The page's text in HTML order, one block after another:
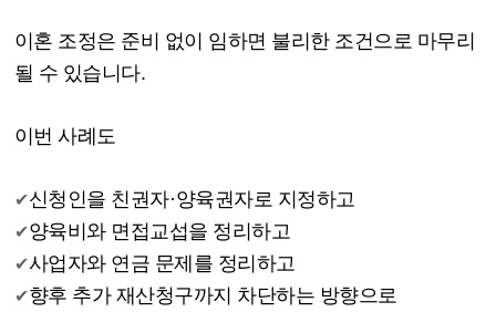
이혼 조정은 준비 없이 임하면 불리한 조건으로 마무리
될 수 있습니다.
이번 사례도
✔신청인을 친권자·양육권자로 지정하고
✔양육비와 면접교섭을 정리하고
✔사업자와 연금 문제를 정리하고
✔향후 추가 재산청구까지 차단하는 방향으로